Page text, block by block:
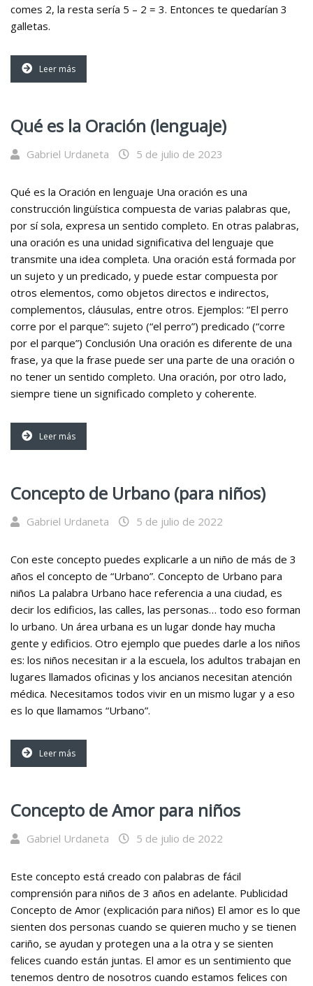
comes 2, la resta sería 5 – 2 = 3. Entonces te quedarían 3
galletas.
Leer más
Qué es la Oración (lenguaje)
Gabriel Urdaneta 5 de julio de 2023
Qué es la Oración en lenguaje Una oración es una
construcción lingüística compuesta de varias palabras que,
por sí sola, expresa un sentido completo. En otras palabras,
una oración es una unidad significativa del lenguaje que
transmite una idea completa. Una oración está formada por
un sujeto y un predicado, y puede estar compuesta por
otros elementos, como objetos directos e indirectos,
complementos, cláusulas, entre otros. Ejemplos: “El perro
corre por el parque”: sujeto (“el perro”) predicado (“corre
por el parque”) Conclusión Una oración es diferente de una
frase, ya que la frase puede ser una parte de una oración o
no tener un sentido completo. Una oración, por otro lado,
siempre tiene un significado completo y coherente.
Leer más
Concepto de Urbano (para niños)
Gabriel Urdaneta 5 de julio de 2022
Con este concepto puedes explicarle a un niño de más de 3
años el concepto de “Urbano”. Concepto de Urbano para
niños La palabra Urbano hace referencia a una ciudad, es
decir los edificios, las calles, las personas… todo eso forman
lo urbano. Un área urbana es un lugar donde hay mucha
gente y edificios. Otro ejemplo que puedes darle a los niños
es: los niños necesitan ir a la escuela, los adultos trabajan en
lugares llamados oficinas y los ancianos necesitan atención
médica. Necesitamos todos vivir en un mismo lugar y a eso
es lo que llamamos “Urbano”.
Leer más
Concepto de Amor para niños
Gabriel Urdaneta 5 de julio de 2022
Este concepto está creado con palabras de fácil
comprensión para niños de 3 años en adelante. Publicidad
Concepto de Amor (explicación para niños) El amor es lo que
sienten dos personas cuando se quieren mucho y se tienen
cariño, se ayudan y protegen una a la otra y se sienten
felices cuando están juntas. El amor es un sentimiento que
tenemos dentro de nosotros cuando estamos felices con